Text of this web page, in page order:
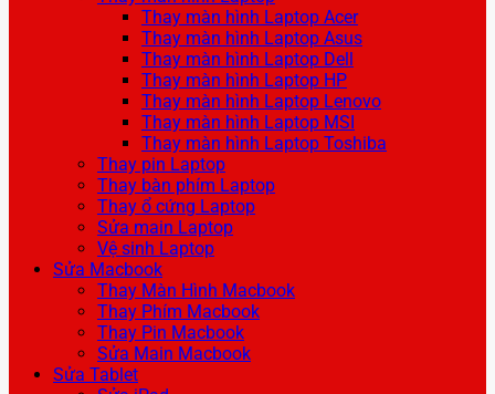
Thay màn hình Laptop Acer
Thay màn hình Laptop Asus
Thay màn hình Laptop Dell
Thay màn hình Laptop HP
Thay màn hình Laptop Lenovo
Thay màn hình Laptop MSI
Thay màn hình Laptop Toshiba
Thay pin Laptop
Thay bàn phím Laptop
Thay ổ cứng Laptop
Sửa main Laptop
Vệ sinh Laptop
Sửa Macbook
Thay Màn Hình Macbook
Thay Phím Macbook
Thay Pin Macbook
Sửa Main Macbook
Sửa Tablet